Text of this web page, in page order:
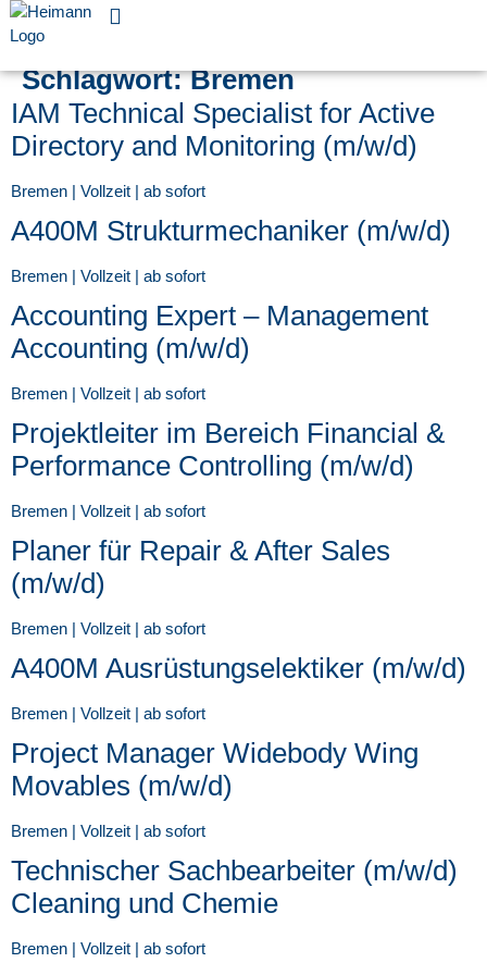
Schlagwort:Bremen
IAM Technical Specialist for Active
Directory and Monitoring (m/w/d)
Bremen | Vollzeit | ab sofort
A400M Strukturmechaniker (m/w/d)
Bremen | Vollzeit | ab sofort
Accounting Expert – Management
Accounting (m/w/d)
Bremen | Vollzeit | ab sofort
Projektleiter im Bereich Financial &
Performance Controlling (m/w/d)
Bremen | Vollzeit | ab sofort
Planer für Repair & After Sales
(m/w/d)
Bremen | Vollzeit | ab sofort
A400M Ausrüstungselektiker (m/w/d)
Bremen | Vollzeit | ab sofort
Project Manager Widebody Wing
Movables (m/w/d)
Bremen | Vollzeit | ab sofort
Technischer Sachbearbeiter (m/w/d)
Cleaning und Chemie
Bremen | Vollzeit | ab sofort